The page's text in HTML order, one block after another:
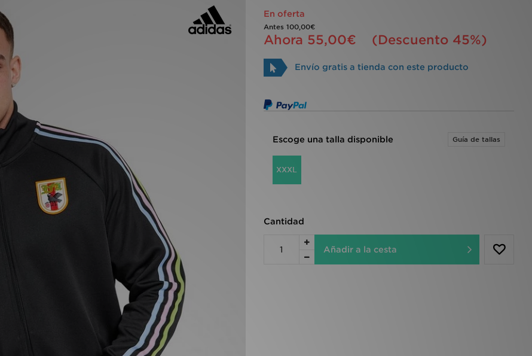
En oferta
Antes 100,00€
Ahora 55,00€ (Descuento 45%)
Envío gratis a tienda con este producto
Escoge una talla disponible Guía de tallas
XXXL
Cantidad
Añadir a la cesta